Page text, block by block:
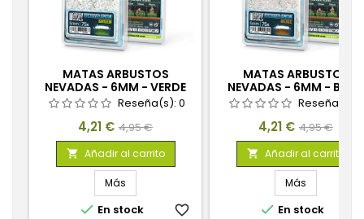
MATAS ARBUSTOS
NEVADAS - 6MM - VERDE
Reseña(s): 0
Precio
4,21 € Precio
base
4,95 €
 Añadir al carrito
Más
 En stock favorite_border
MATAS ARBUSTOS
NEVADAS - 6MM - BEIGE
Reseña(s):
Precio
4,21 € Precio
base
4,95 €
 Añadir al carrito
Más
 En stock